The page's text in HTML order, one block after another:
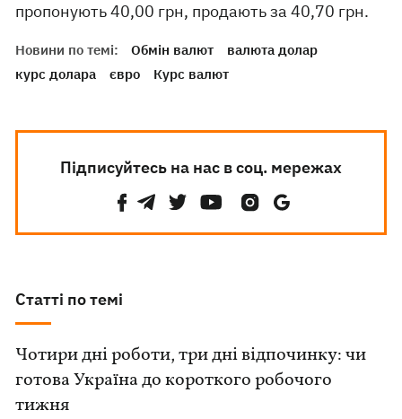
пропонують 40,00 грн, продають за 40,70 грн.
Новини по темі: Обмін валют
валюта долар
курс долара
євро Курс валют
Підписуйтесь на нас в соц. мережах
Статті по темі
Чотири дні роботи, три дні відпочинку: чи
готова Україна до короткого робочого
тижня